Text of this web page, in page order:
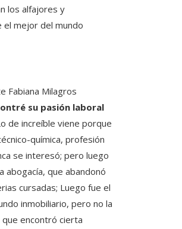
Fabiana Milagros
su pasión laboral
de increíble viene porque
química, profesión
se interesó; pero luego
abogacía, que abandonó
cursadas; Luego fue el
inmobiliario, pero no la
que encontró cierta